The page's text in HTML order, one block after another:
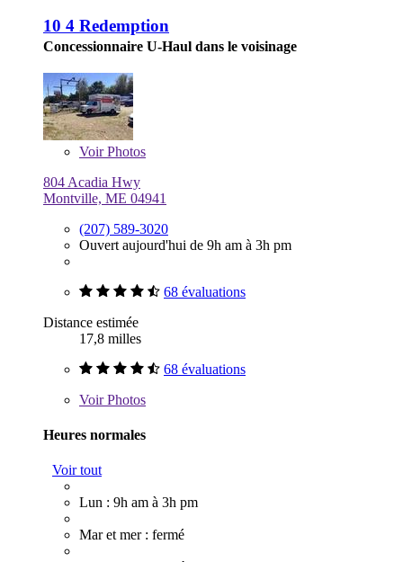
10 4 Redemption
Concessionnaire U-Haul dans le voisinage
VoirPhotos
804 Acadia Hwy
Montville, ME 04941
(207) 589-3020
Ouvert aujourd'hui de 9h am à 3h pm
68 évaluations
Distance estimée
17,8 milles
68 évaluations
VoirPhotos
Heures normales
Voir tout
Lun : 9h am à 3h pm
Mar et mer : fermé